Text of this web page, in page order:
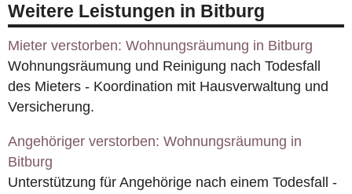
Weitere Leistungen in Bitburg
Mieter verstorben: Wohnungsräumung in Bitburg
Wohnungsräumung und Reinigung nach Todesfall
des Mieters - Koordination mit Hausverwaltung und
Versicherung.
Angehöriger verstorben: Wohnungsräumung in
Bitburg
Unterstützung für Angehörige nach einem Todesfall -